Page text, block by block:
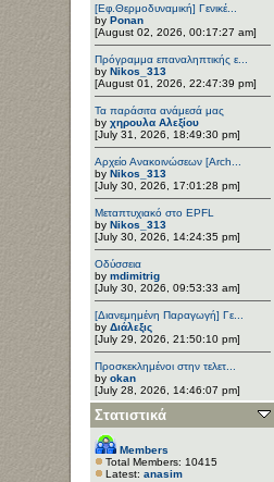
[Εφ.Θερμοδυναμική] Γενικέ...
by Ponan
[August 02, 2026, 00:17:27 am]
Πρόγραμμα επαναληπτικής ε...
by Nikos_313
[August 01, 2026, 22:47:39 pm]
Τα παράσιτα ανάμεσά μας
by χηρουλα Αλεξίου
[July 31, 2026, 18:49:30 pm]
Αρχείο Ανακοινώσεων [Arch...
by Nikos_313
[July 30, 2026, 17:01:28 pm]
Μεταπτυχιακό στο EPFL
by Nikos_313
[July 30, 2026, 14:24:35 pm]
Οδύσσεια
by mdimitrig
[July 30, 2026, 09:53:33 am]
[Διανεμημένη Παραγωγή] Γε...
by Διάλεξις
[July 29, 2026, 21:50:10 pm]
Προσκεκλημένοι στην τελετ...
by okan
[July 28, 2026, 14:46:07 pm]
Στατιστικά
Members
Total Members: 10415
Latest: anasim